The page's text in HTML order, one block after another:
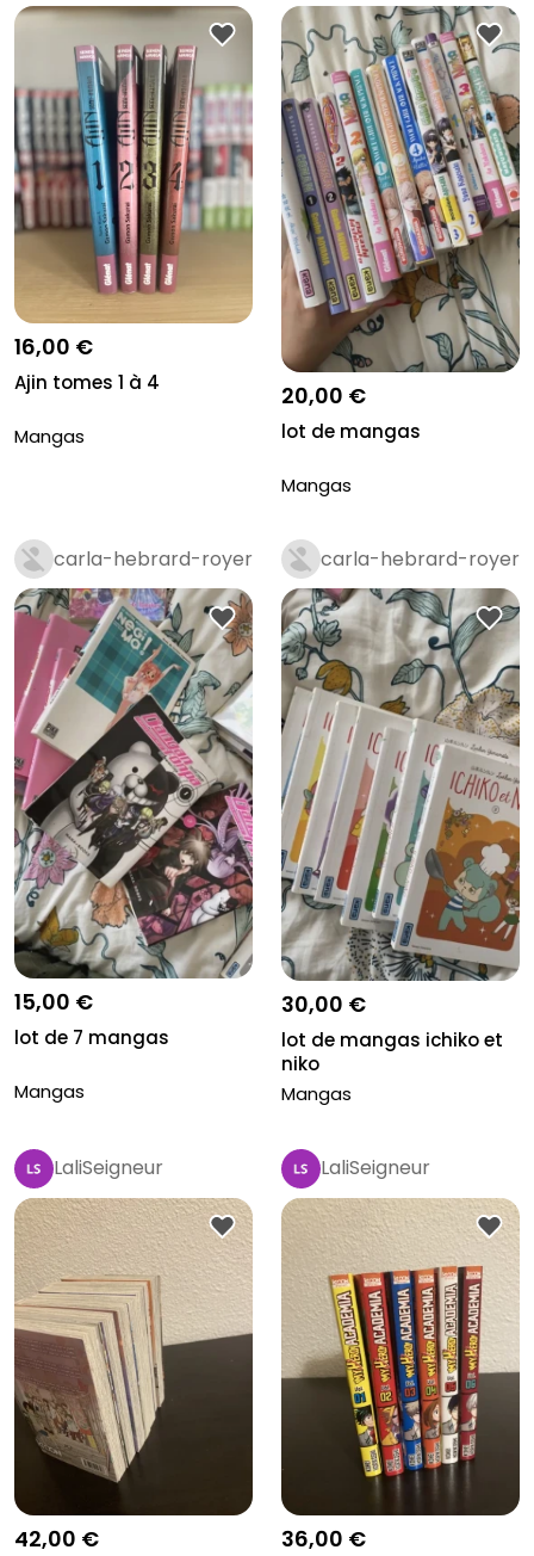
16,00 €
Ajin tomes 1 à 4
Mangas
20,00 €
lot de mangas
Mangas
carla-hebrard-royer
15,00 €
lot de 7 mangas
Mangas
carla-hebrard-royer
30,00 €
lot de mangas ichiko et
niko
Mangas
LaliSeigneur
42,00 €
LaliSeigneur
36,00 €